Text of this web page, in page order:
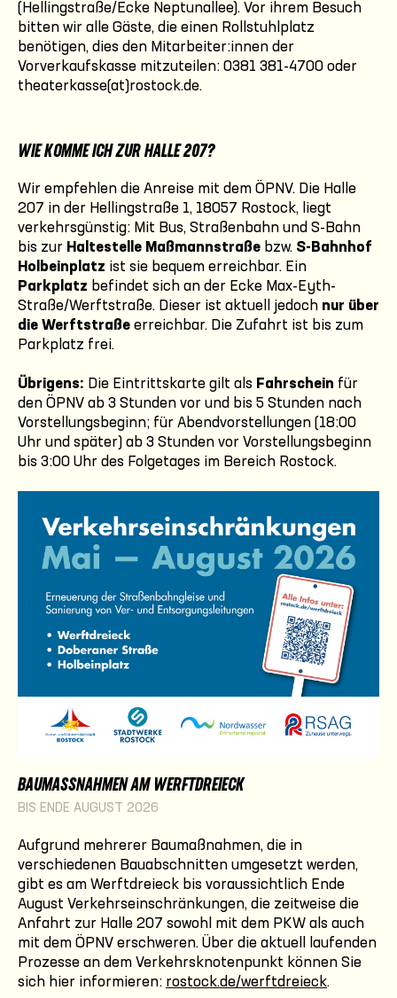
(Hellingstraße/Ecke Neptunallee). Vor ihrem Besuch
bitten wir alle Gäste, die einen Rollstuhlplatz
benötigen, dies den Mitarbeiter:innen der
Vorverkaufskasse mitzuteilen: 0381 381-4700 oder
theaterkasse(at)rostock.de.
WIE KOMME ICH ZUR HALLE 207?
Wir empfehlen die Anreise mit dem ÖPNV. Die Halle
207 in der Hellingstraße 1, 18057 Rostock, liegt
verkehrsgünstig: Mit Bus, Straßenbahn und S-Bahn
bis zur Haltestelle Maßmannstraße bzw. S-Bahnhof
Holbeinplatz ist sie bequem erreichbar. Ein
Parkplatz befindet sich an der Ecke Max-Eyth-
Straße/Werftstraße. Dieser ist aktuell jedoch nur über
die Werftstraße erreichbar. Die Zufahrt ist bis zum
Parkplatz frei.
Übrigens: Die Eintrittskarte gilt als Fahrschein für
den ÖPNV ab 3 Stunden vor und bis 5 Stunden nach
Vorstellungsbeginn; für Abendvorstellungen (18:00
Uhr und später) ab 3 Stunden vor Vorstellungsbeginn
bis 3:00 Uhr des Folgetages im Bereich Rostock.
BAUMASSNAHMEN AM WERFTDREIECK
BIS ENDE AUGUST 2026
Aufgrund mehrerer Baumaßnahmen, die in
verschiedenen Bauabschnitten umgesetzt werden,
gibt es am Werftdreieck bis voraussichtlich Ende
August Verkehrseinschränkungen, die zeitweise die
Anfahrt zur Halle 207 sowohl mit dem PKW als auch
mit dem ÖPNV erschweren. Über die aktuell laufenden
Prozesse an dem Verkehrsknotenpunkt können Sie
sich hier informieren: rostock.de/werftdreieck.